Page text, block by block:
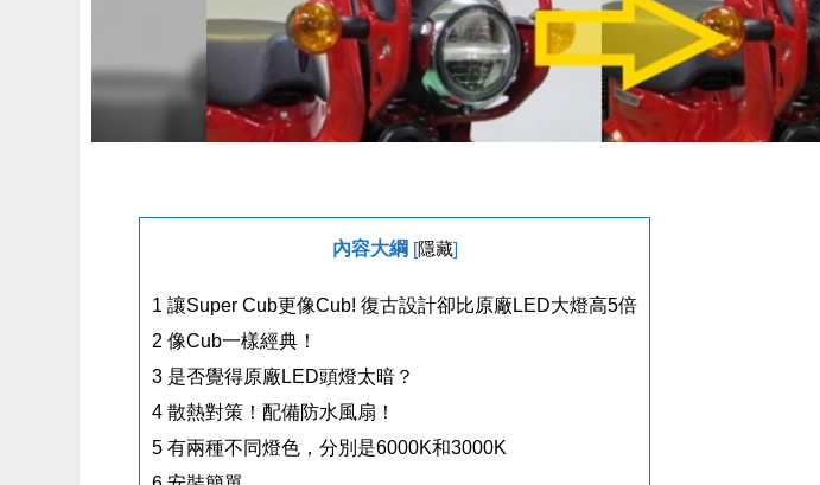
內容大綱 隱藏]
1 讓Super Cub更像Cub! 復古設計卻比原廠LED大燈高5倍
2 像Cub一樣經典！
3 是否覺得原廠LED頭燈太暗？
4 散熱對策！配備防水風扇！
5 有兩種不同燈色，分別是6000K和3000K